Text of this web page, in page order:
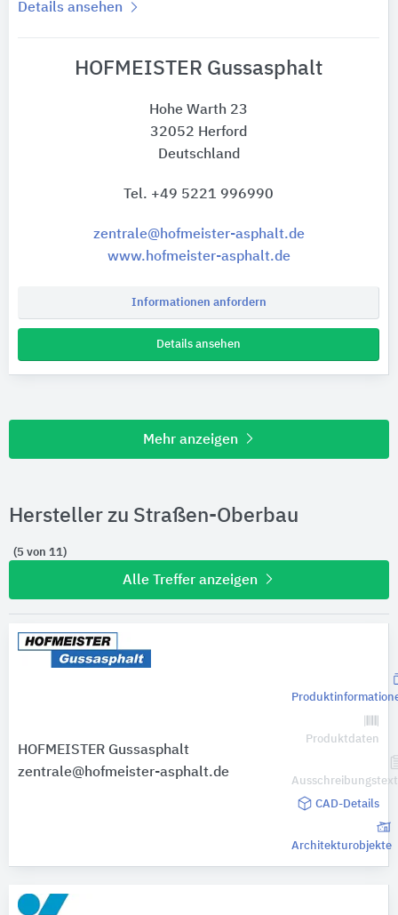
Details ansehen
HOFMEISTER Gussasphalt
Hohe Warth 23
32052 Herford
Deutschland
Tel. +49 5221 996990
zentrale@hofmeister-asphalt.de
www.hofmeister-asphalt.de
Informationen anfordern
Details ansehen
Mehr anzeigen
Hersteller zu Straßen-Oberbau
(5 von 11)
Alle Treffer anzeigen
HOFMEISTER Gussasphalt
zentrale@hofmeister-asphalt.de
Produktdaten
CAD-Details
Architekturobjekte